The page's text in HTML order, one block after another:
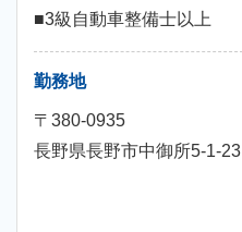
■3級自動車整備士以上
勤務地
〒380-0935
長野県長野市中御所5-1-23